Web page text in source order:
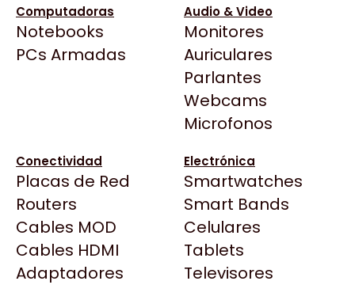
Computadoras
Notebooks
PCs Armadas
Audio & Video
Monitores
Auriculares
Parlantes
Webcams
Microfonos
Conectividad
Placas de Red
Routers
Cables MOD
Cables HDMI
Adaptadores
Electrónica
Smartwatches
Smart Bands
Celulares
Tablets
Televisores
BenQ
CX
Cooler Master
Deepcool
Dell
EVGA
Gamemax
Genesis
Genius
Todas las Tiendas
Click Gaming
Compufan Store
Dinobyte
Full H4rd
Gaming City
Gezatek
Ver producto en la página de Max Tecno